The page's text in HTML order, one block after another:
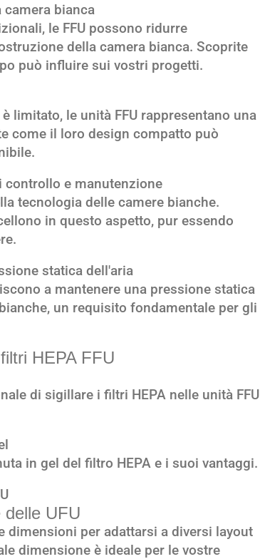
bianca
le FFU possono ridurre
della camera bianca. Scoprite
può influire sui vostri progetti.
limitato, le unità FFU rappresentano una
come il loro design compatto può
e manutenzione
tecnologia delle camere bianche.
in questo aspetto, pur essendo
statica dell'aria
a mantenere una pressione statica
un requisito fondamentale per gli
HEPA FFU
di sigillare i filtri HEPA nelle unità FFU
in gel del filtro HEPA e i suoi vantaggi.
delle UFU
dimensioni per adattarsi a diversi layout
dimensione è ideale per le vostre